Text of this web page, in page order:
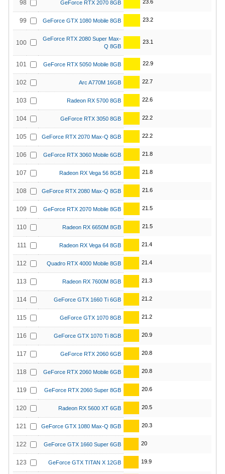
98 GeForce RTX 2070 8GB 23.6
99 GeForce GTX 1080 Mobile 8GB 23.2
100
GeForce RTX 2080 Super Max-
Q 8GB
23.1
101 GeForce RTX 5050 Mobile 8GB 22.9
102 Arc A770M 16GB 22.7
103 Radeon RX 5700 8GB 22.6
104 GeForce RTX 3050 8GB 22.2
105 GeForce RTX 2070 Max-Q 8GB 22.2
106 GeForce RTX 3060 Mobile 6GB 21.8
107 Radeon RX Vega 56 8GB 21.8
108 GeForce RTX 2080 Max-Q 8GB 21.6
109 GeForce RTX 2070 Mobile 8GB 21.5
110 Radeon RX 6650M 8GB 21.5
111 Radeon RX Vega 64 8GB 21.4
112 Quadro RTX 4000 Mobile 8GB 21.4
113 Radeon RX 7600M 8GB 21.3
114 GeForce GTX 1660 Ti 6GB 21.2
115 GeForce GTX 1070 8GB 21.2
116 GeForce GTX 1070 Ti 8GB 20.9
117 GeForce RTX 2060 6GB 20.8
118 GeForce RTX 2060 Mobile 6GB 20.8
119 GeForce RTX 2060 Super 8GB 20.6
120 Radeon RX 5600 XT 6GB 20.5
121 GeForce GTX 1080 Max-Q 8GB 20.3
122 GeForce GTX 1660 Super 6GB 20
123 GeForce GTX TITAN X 12GB 19.9